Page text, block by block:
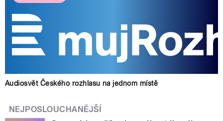
Audiosvět Českého rozhlasu na jednom místě
NEJPOSLOUCHANĚJŠÍ